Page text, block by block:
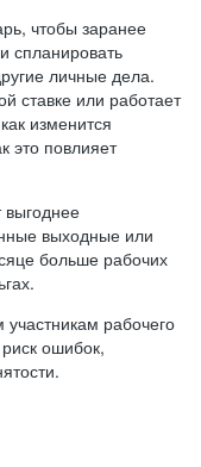
чтобы заранее
спланировать
личные дела.
ставке или работает
изменится
это повлияет
выгоднее
выходные или
больше рабочих
рабочего
ошибок,